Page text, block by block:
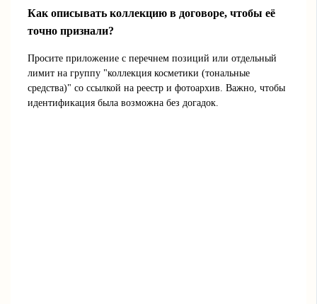
Как описывать коллекцию в договоре, чтобы её
точно признали?
Просите приложение с перечнем позиций или отдельный
лимит на группу "коллекция косметики (тональные
средства)" со ссылкой на реестр и фотоархив. Важно, чтобы
идентификация была возможна без догадок.